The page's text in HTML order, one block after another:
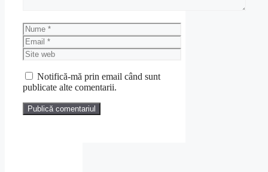
Nume
Email
Site
web
Notifică-mă prin email când sunt
publicate alte comentarii.